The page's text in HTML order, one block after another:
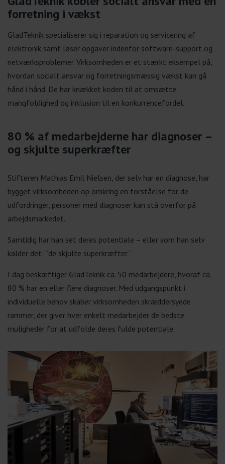
forretning i vækst
GladTeknik specialiserer sig i reparation og servicering af
elektronik samt løser opgaver indenfor software-support og
netværksproblemer. Virksomheden er et stærkt eksempel på,
hvordan socialt ansvar og forretningsmæssig vækst kan gå
hånd i hånd. De har knækket koden til at omsætte
mangfoldighed og inklusion til en konkurrencefordel.
80 % af medarbejderne har diagnoser –
og skjulte superkræfter
Stifteren Mathias Emil Nielsen, der selv har en diagnose, har
bygget virksomheden op omkring en forståelse for de
udfordringer, personer med diagnoser kan stå overfor på
arbejdsmarkedet.
Samtidig har han set deres potentiale – eller som han selv
kalder det: ”de skjulte superkræfter.”
I dag beskæftiger GladTeknik ca. 50 medarbejdere, hvoraf ca.
80 % har en eller flere diagnoser. Med udgangspunkt i
individuelle behov skaber virksomheden skræddersyede
rammer, der giver hver enkelt medarbejder de bedste
muligheder for at udfolde deres fulde potentiale.